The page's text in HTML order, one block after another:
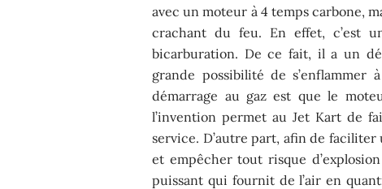
avec un moteur à 4 temps carbone,
crachant du feu. En effet, c’est
bicarburation. De ce fait, il a un
grande possibilité de
démarrage au gaz est que le
l’invention permet au Jet Kart de
service. D’autre part, afin de
et empêcher tout risque
puissant qui fournit de l’air en